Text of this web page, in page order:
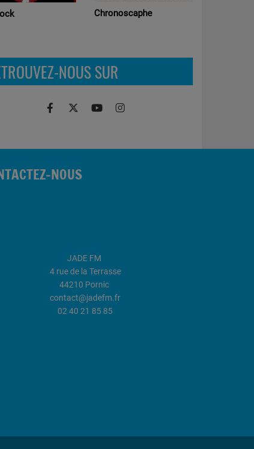
Chronoscaphe
NOUS SUR
NOUS
JADE FM
4 rue de la Terrasse
44210 Pornic
contact@jadefm.fr
02 40 21 85 85